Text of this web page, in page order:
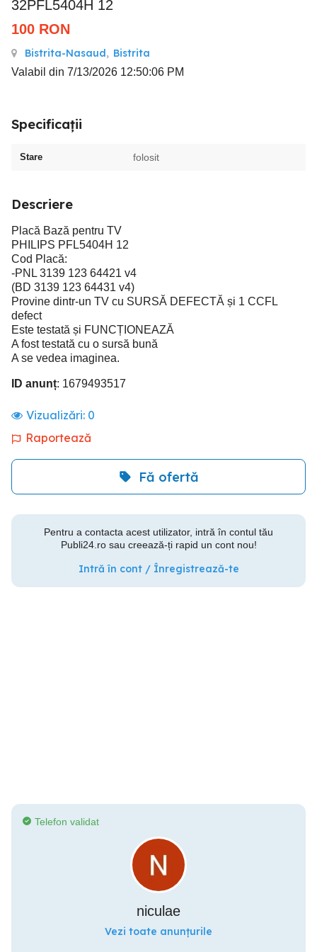
32PFL5404H 12
100 RON
Bistrita-Nasaud, Bistrita
Valabil din 7/13/2026 12:50:06 PM
Specificații
Stare folosit
Descriere
Placă Bază pentru TV
PHILIPS PFL5404H 12
Cod Placă:
-PNL 3139 123 64421 v4
(BD 3139 123 64431 v4)
Provine dintr-un TV cu SURSĂ DEFECTĂ și 1 CCFL
defect
Este testată și FUNCȚIONEAZĂ
A fost testată cu o sursă bună
A se vedea imaginea.
ID anunț: 1679493517
Vizualizări: 0
Raportează
Fă ofertă
Pentru a contacta acest utilizator, intră în contul tău
Publi24.ro sau creează-ți rapid un cont nou!
Intră în cont / Înregistrează-te
Telefon validat
niculae
Vezi toate anunțurile